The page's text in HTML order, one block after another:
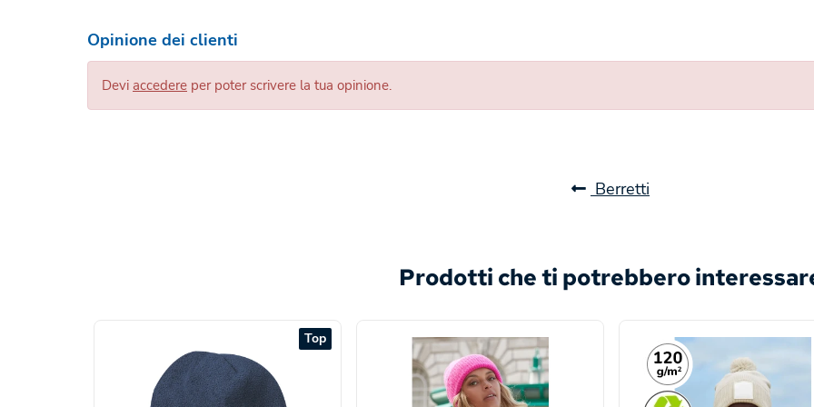
Opinione dei clienti
Devi accedere per poter scrivere la tua opinione.
Berretti
Prodotti che ti potrebbero
Top